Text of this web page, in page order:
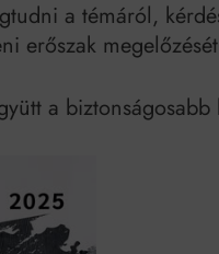
a témáról,
erőszak
a biztonságosabb